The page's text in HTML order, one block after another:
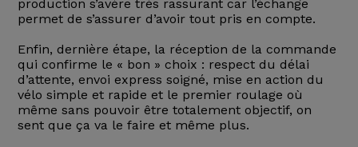
production s’avère très rassurant car l’échange
permet de s’assurer d’avoir tout pris en compte.
Enfin, dernière étape, la réception de la commande
qui confirme le « bon » choix : respect du délai
d’attente, envoi express soigné, mise en action du
vélo simple et rapide et le premier roulage où
même sans pouvoir être totalement objectif, on
sent que ça va le faire et même plus.